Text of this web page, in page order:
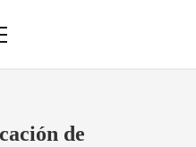
IAE CNAE
de